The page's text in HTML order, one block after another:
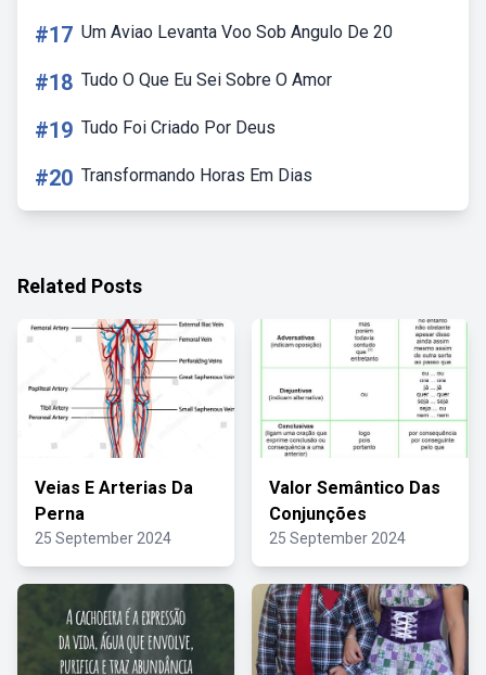
#17 Um Aviao Levanta Voo Sob Angulo De 20
#18 Tudo O Que Eu Sei Sobre O Amor
#19 Tudo Foi Criado Por Deus
#20 Transformando Horas Em Dias
Related Posts
Veias E Arterias Da
Perna
25 September 2024
Valor Semântico Das
Conjunções
25 September 2024